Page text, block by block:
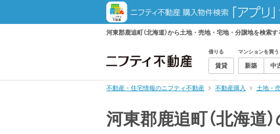
河東郡鹿追町（北海道）から土地・売地・宅地・分譲地を検索
借りる
賃貸
マンションを買う
新築 中
不動産・住宅情報のニフティ不動産 不動産購入 土地・
河東郡鹿追町（北海道